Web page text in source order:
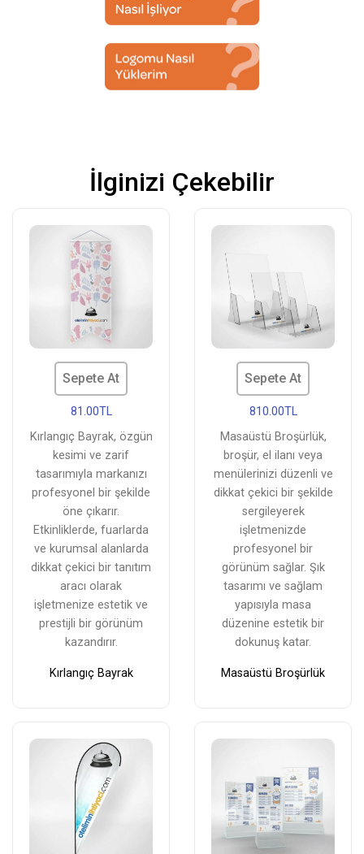
İlginizi Çekebilir
Sepete At
81.00TL
Kırlangıç Bayrak, özgün
kesimi ve zarif
tasarımıyla markanızı
profesyonel bir şekilde
öne çıkarır.
Etkinliklerde, fuarlarda
ve kurumsal alanlarda
dikkat çekici bir tanıtım
aracı olarak
işletmenize estetik ve
prestijli bir görünüm
kazandırır.
Kırlangıç Bayrak
Sepete At
810.00TL
Masaüstü Broşürlük,
broşür, el ilanı veya
menülerinizi düzenli ve
dikkat çekici bir şekilde
sergileyerek
işletmenizde
profesyonel bir
görünüm sağlar. Şık
tasarımı ve sağlam
yapısıyla masa
düzenine estetik bir
dokunuş katar.
Masaüstü Broşürlük